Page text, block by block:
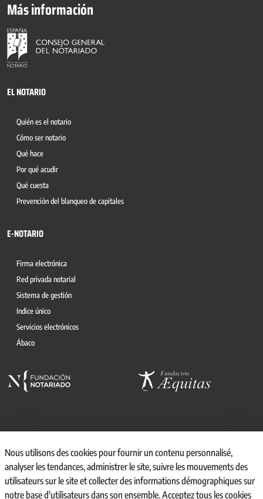
Más información
EL NOTARIO
Quién es el notario
Cómo ser notario
Qué hace
Por qué acudir
Qué cuesta
Prevención del blanqueo de capitales
E-NOTARIO
Firma electrónica
Red privada notarial
Sistema de gestión
Indice único
Servicios electrónicos
Ábaco
© 2026, CONSEJO GENERAL DEL NOTARIO
CANAL INTERNO DE INFORMACIÓN
REGISTRO DE ACTIVIDADES DE TRATAMIENTO
Nous utilisons des cookies pour fournir un contenu personnalisé,
analyser les tendances, administrer le site, suivre les mouvements des
utilisateurs sur le site et collecter des informations démographiques sur
notre base d'utilisateurs dans son ensemble. Acceptez tous les cookies